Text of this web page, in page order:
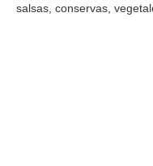
salsas, conservas,